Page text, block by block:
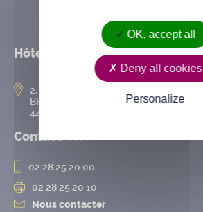
Hôtel de ville
2, rue de l’Hôtel-de-Ville
BP 50167
44802 Saint-Herblain cedex
Contact
02 28 25 20 00
02 28 25 20 10
Nous contacter
OK, accept all
Deny all cookies
Personalize